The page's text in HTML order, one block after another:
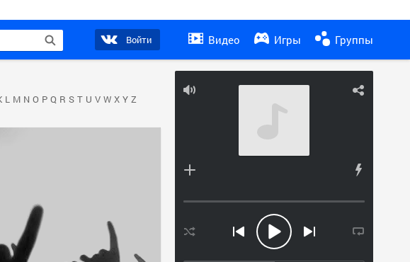
Войти Видео Игры Группы
L M N O P Q R S T U V W X Y Z